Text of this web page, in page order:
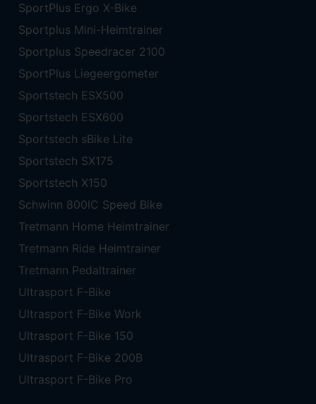
SportPlus Ergo X-Bike
Sportplus Mini-Heimtrainer
Sportplus Speedracer 2100
SportPlus Liegeergometer
Sportstech ESX500
Sportstech ESX600
Sportstech sBike Lite
Sportstech SX175
Sportstech X150
Schwinn 800IC Speed Bike
Tretmann Home Heimtrainer
Tretmann Ride Heimtrainer
Tretmann Pedaltrainer
Ultrasport F-Bike
Ultrasport F-Bike Work
Ultrasport F-Bike 150
Ultrasport F-Bike 200B
Ultrasport F-Bike Pro